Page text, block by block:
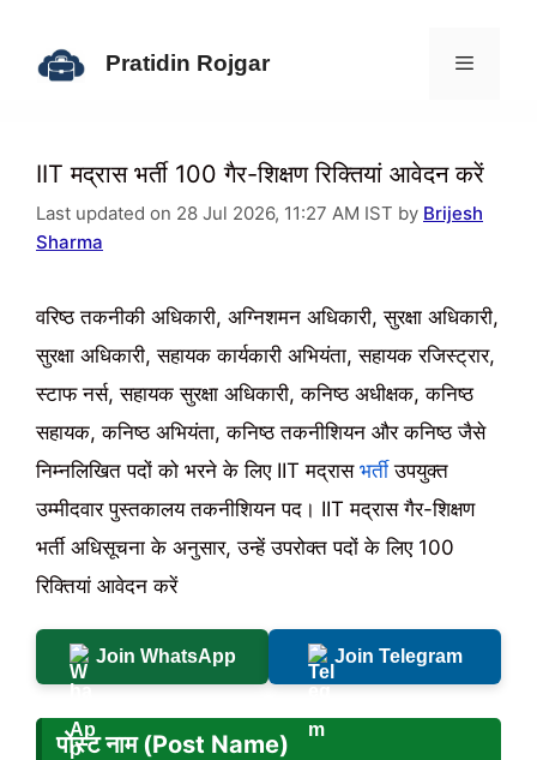
Pratidin Rojgar
IIT मद्रास भर्ती 100 गैर-शिक्षण रिक्तियां आवेदन करें
Last updated on 28 Jul 2026, 11:27 AM IST by Brijesh
Sharma
वरिष्ठ तकनीकी अधिकारी, अग्निशमन अधिकारी, सुरक्षा अधिकारी,
सुरक्षा अधिकारी, सहायक कार्यकारी अभियंता, सहायक रजिस्ट्रार,
स्टाफ नर्स, सहायक सुरक्षा अधिकारी, कनिष्ठ अधीक्षक, कनिष्ठ
सहायक, कनिष्ठ अभियंता, कनिष्ठ तकनीशियन और कनिष्ठ जैसे
निम्नलिखित पदों को भरने के लिए IIT मद्रास भर्ती उपयुक्त
उम्मीदवार पुस्तकालय तकनीशियन पद। IIT मद्रास गैर-शिक्षण
भर्ती अधिसूचना के अनुसार, उन्हें उपरोक्त पदों के लिए 100
रिक्तियां आवेदन करें
Join WhatsApp Join Telegram
पोस्ट नाम (Post Name)